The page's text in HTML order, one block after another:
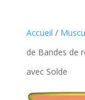
Accueil /
de Bandes de
avec Solde